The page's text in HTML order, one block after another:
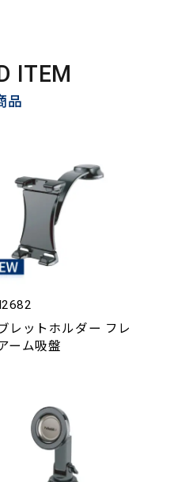
ITEM
品
レットホルダー フレ
ーム吸盤